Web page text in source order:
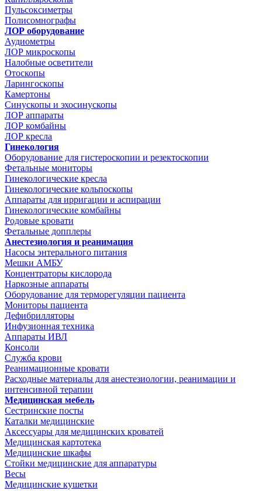
Пульсоксиметры
Полисомнографы
ЛОР оборудование
Аудиометры
ЛОР микроскопы
Налобные осветители
Отоскопы
Ларингоскопы
Камертоны
Синускопы и эхосинускопы
ЛОР аппараты
ЛОР комбайны
ЛОР кресла
Гинекология
Оборудование для гистероскопии и резектоскопии
Фетальные мониторы
Гинекологические кресла
Гинекологические кольпоскопы
Аппараты для ирригации и аспирации
Гинекологические комбайны
Родовые кровати
Фетальные допплеры
Анестезиология и реанимация
Насосы энтерального питания
Мешки АМБУ
Концентраторы кислорода
Наркозные аппараты
Оборудование для терморегуляции пациента
Мониторы пациента
Дефибрилляторы
Инфузионная техника
Аппараты ИВЛ
Консоли
Служба крови
Реанимационные кровати
Расходные материалы для анестезиологии, реанимации и
интенсивной терапии
Медицинская мебель
Сестринские посты
Каталки медицинские
Аксессуары для медицинских кроватей
Медицинская картотека
Медицинские шкафы
Стойки медицинские для аппаратуры
Весы
Медицинские кушетки